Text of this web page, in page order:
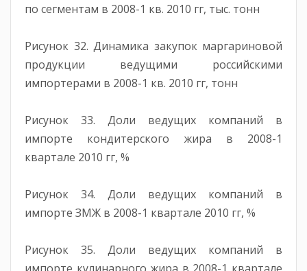
по сегментам в 2008-1 кв. 2010 гг, тыс. тонн
Рисунок 32. Динамика закупок маргариновой
продукции ведущими российскими
импортерами в 2008-1 кв. 2010 гг, тонн
Рисунок 33. Доли ведущих компаний в
импорте кондитерского жира в 2008-1
квартале 2010 гг, %
Рисунок 34. Доли ведущих компаний в
импорте ЗМЖ в 2008-1 квартале 2010 гг, %
Рисунок 35. Доли ведущих компаний в